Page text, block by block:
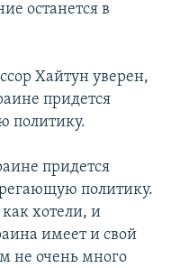
останется в
Хайтун уверен,
придется
политику.
придется
политику.
хотели, и
имеет и свой
не очень много